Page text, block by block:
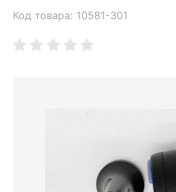
Код товара: 10581-301